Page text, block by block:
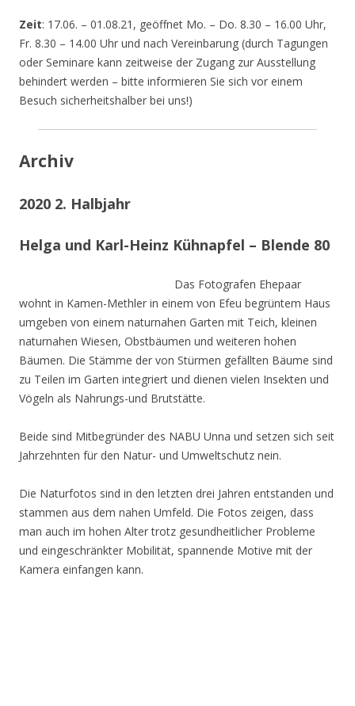
Zeit: 17.06. – 01.08.21, geöffnet Mo. – Do. 8.30 – 16.00 Uhr,
Fr. 8.30 – 14.00 Uhr und nach Vereinbarung (durch Tagungen
oder Seminare kann zeitweise der Zugang zur Ausstellung
behindert werden – bitte informieren Sie sich vor einem
Besuch sicherheitshalber bei uns!)
Archiv
2020 2. Halbjahr
Helga und Karl-Heinz Kühnapfel – Blende 80
Das Fotografen Ehepaar
wohnt in Kamen-Methler in einem von Efeu begrüntem Haus
umgeben von einem naturnahen Garten mit Teich, kleinen
naturnahen Wiesen, Obstbäumen und weiteren hohen
Bäumen. Die Stämme der von Stürmen gefällten Bäume sind
zu Teilen im Garten integriert und dienen vielen Insekten und
Vögeln als Nahrungs-und Brutstätte.
Beide sind Mitbegründer des NABU Unna und setzen sich seit
Jahrzehnten für den Natur- und Umweltschutz nein.
Die Naturfotos sind in den letzten drei Jahren entstanden und
stammen aus dem nahen Umfeld. Die Fotos zeigen, dass
man auch im hohen Alter trotz gesundheitlicher Probleme
und eingeschränkter Mobilität, spannende Motive mit der
Kamera einfangen kann.